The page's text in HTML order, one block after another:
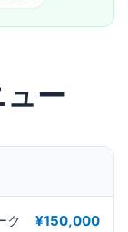
ー
ク
¥150,000